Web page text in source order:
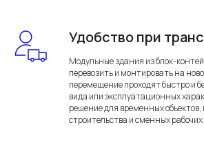
Удобство при
Модульные здания из блок-
перевозить и монтировать на
перемещение проходят быстро и
вида или эксплуатационных
решение для временных объектов,
строительства и сменных